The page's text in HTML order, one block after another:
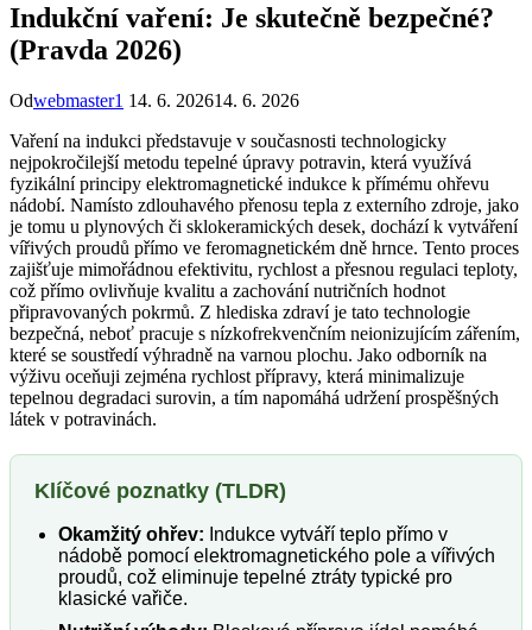
Indukční vaření: Je skutečně bezpečné?
(Pravda 2026)
Odwebmaster1 14. 6. 202614. 6. 2026
Vaření na indukci představuje v současnosti technologicky
nejpokročilejší metodu tepelné úpravy potravin, která využívá
fyzikální principy elektromagnetické indukce k přímému ohřevu
nádobí. Namísto zdlouhavého přenosu tepla z externího zdroje, jako
je tomu u plynových či sklokeramických desek, dochází k vytváření
vířivých proudů přímo ve feromagnetickém dně hrnce. Tento proces
zajišťuje mimořádnou efektivitu, rychlost a přesnou regulaci teploty,
což přímo ovlivňuje kvalitu a zachování nutričních hodnot
připravovaných pokrmů. Z hlediska zdraví je tato technologie
bezpečná, neboť pracuje s nízkofrekvenčním neionizujícím zářením,
které se soustředí výhradně na varnou plochu. Jako odborník na
výživu oceňuji zejména rychlost přípravy, která minimalizuje
tepelnou degradaci surovin, a tím napomáhá udržení prospěšných
látek v potravinách.
Klíčové poznatky (TLDR)
Okamžitý ohřev: Indukce vytváří teplo přímo v
nádobě pomocí elektromagnetického pole a vířivých
proudů, což eliminuje tepelné ztráty typické pro
klasické vařiče.